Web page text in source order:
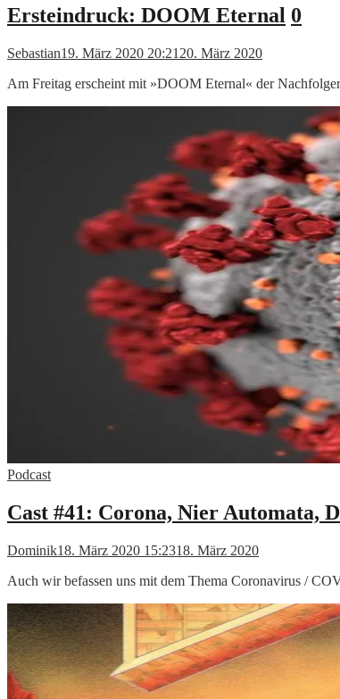
Ersteindruck: DOOM Eternal 0
Sebastian19. März 2020 20:21 20. März 2020
Am Freitag erscheint mit »DOOM Eternal« der
Podcast
Cast #41: Corona, Nier Automata,
Dominik18. März 2020 15:2318. März 2020
Auch wir befassen uns mit dem Thema Coronavirus /